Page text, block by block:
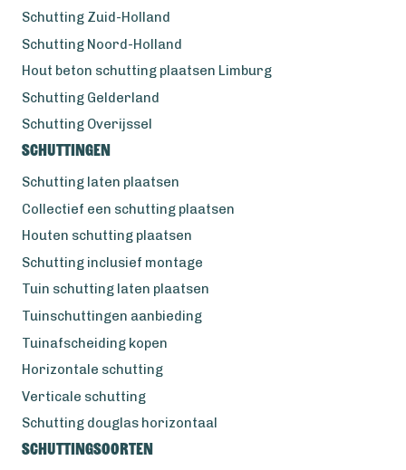
Schutting Zuid-Holland
Schutting Noord-Holland
Hout beton schutting plaatsen Limburg
Schutting Gelderland
Schutting Overijssel
Schuttingen
Schutting laten plaatsen
Collectief een schutting plaatsen
Houten schutting plaatsen
Schutting inclusief montage
Tuin schutting laten plaatsen
Tuinschuttingen aanbieding
Tuinafscheiding kopen
Horizontale schutting
Verticale schutting
Schutting douglas horizontaal
Schuttingsoorten